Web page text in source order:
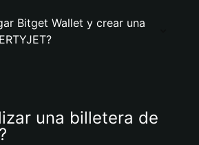
Bitget Wallet y crear una
una billetera de